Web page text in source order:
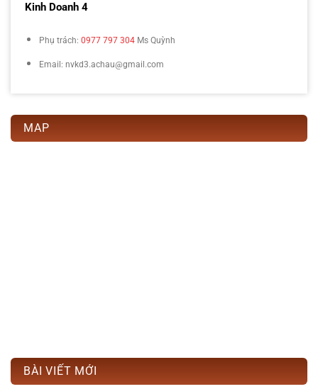
Kinh Doanh 4
Phụ trách: 0977 797 304 Ms Quỳnh
Email: nvkd3.achau@gmail.com
MAP
BÀI VIẾT MỚI